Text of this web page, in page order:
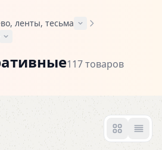
ленты, тесьма
117 товаров